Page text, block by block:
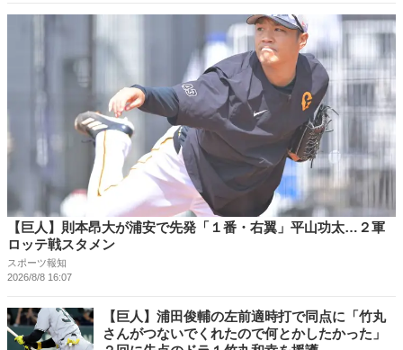
【巨人】則本昂大が浦安で先発「１番・右翼」平山功太…２軍
ロッテ戦スタメン
スポーツ報知
2026/8/8 16:07
【巨人】浦田俊輔の左前適時打で同点に「竹丸
さんがつないでくれたので何とかしたかった」